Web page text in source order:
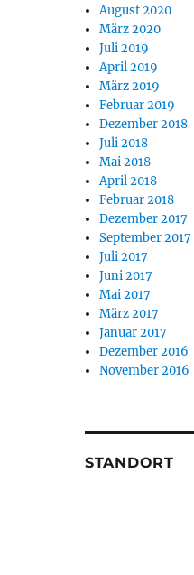
August 2020
März 2020
Juli 2019
April 2019
März 2019
Februar 2019
Dezember 2018
Juli 2018
Mai 2018
April 2018
Februar 2018
Dezember 2017
September 2017
Juli 2017
Juni 2017
Mai 2017
März 2017
Januar 2017
Dezember 2016
November 2016
STANDORT